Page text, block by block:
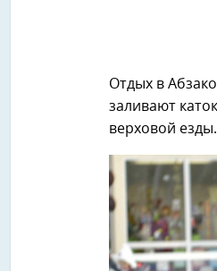
Отдых в
заливают
верховой